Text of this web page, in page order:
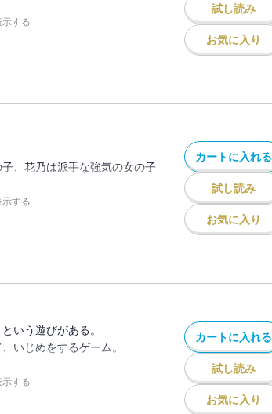
のだ。
くチャンスを手にし、放課後
奏をいじめるようにな
する
試し読み
お気に入り
、花乃は派手な強気の女の子
掲載！
み応えたっぷりの１冊です。
する
カートに入れる
試し読み
お気に入り
いう遊びがある。
いじめをするゲーム。
・・・。
する
カートに入れる
試し読み
お気に入り